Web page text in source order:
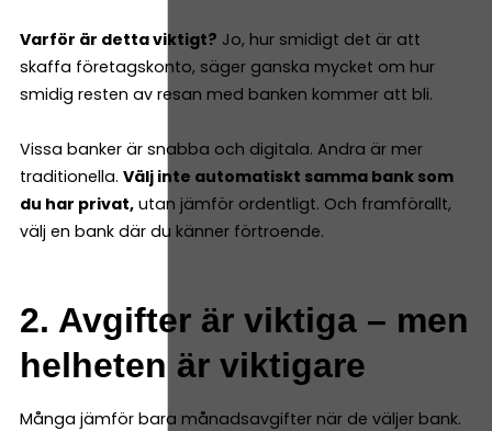
Varför är detta viktigt? Jo, hur smidigt det är att
skaffa företagskonto, säger ganska mycket om hur
smidig resten av resan med banken kommer att bli.
Vissa banker är snabba och digitala. Andra är mer
traditionella. Välj inte automatiskt samma bank som
du har privat, utan jämför ordentligt. Och framförallt,
välj en bank där du känner förtroende.
2. Avgifter är viktiga – men
helheten är viktigare
Många jämför bara månadsavgifter när de väljer bank.